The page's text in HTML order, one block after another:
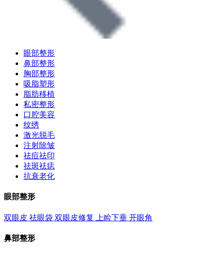
眼部整形
鼻部整形
胸部整形
吸脂塑形
脂肪移植
私密整形
口腔美容
纹绣
激光脱毛
注射除皱
祛痘祛印
祛斑祛痣
抗衰老化
眼部整形
双眼皮 祛眼袋 双眼皮修复 上睑下垂 开眼角
鼻部整形